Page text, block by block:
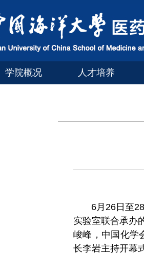
学院概况 人才培养
6月26 日至
实验室联合承办
峻峰，中国化学
长李岩主持开幕